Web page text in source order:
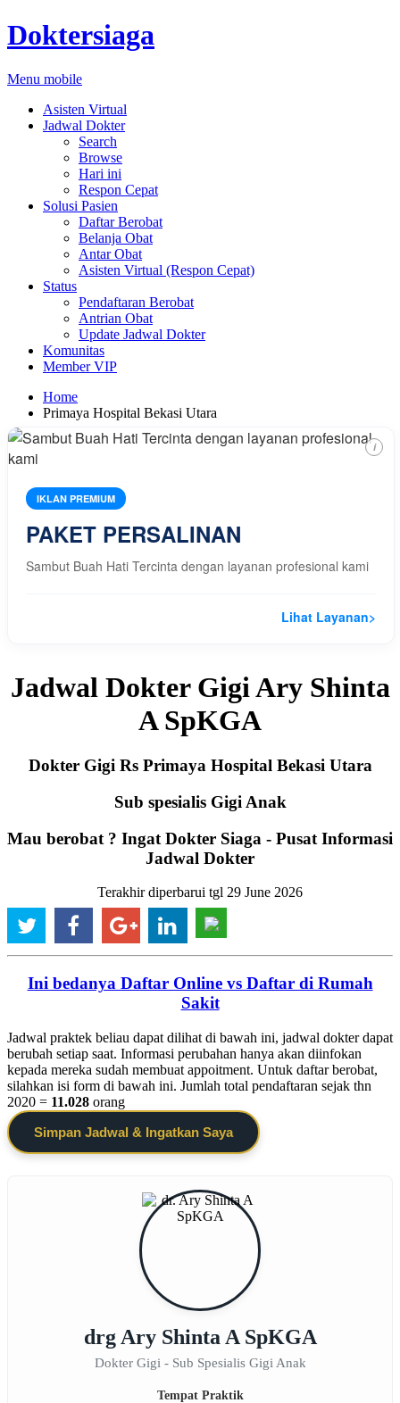
Doktersiaga
Menu mobile
Asisten Virtual
Jadwal Dokter
Search
Browse
Hari ini
Respon Cepat
Solusi Pasien
Daftar Berobat
Belanja Obat
Antar Obat
Asisten Virtual (Respon Cepat)
Status
Pendaftaran Berobat
Antrian Obat
Update Jadwal Dokter
Komunitas
Member VIP
Home
Primaya Hospital Bekasi Utara
IKLAN PREMIUM
PAKET PERSALINAN
Sambut Buah Hati Tercinta dengan layanan profesional kami
Lihat Layanan>
i
Jadwal Dokter Gigi Ary Shinta
A SpKGA
Dokter Gigi Rs Primaya Hospital Bekasi Utara
Sub spesialis Gigi Anak
Mau berobat ? Ingat Dokter Siaga - Pusat Informasi
Jadwal Dokter
Terakhir diperbarui tgl 29 June 2026
Ini bedanya Daftar Online vs Daftar di Rumah
Sakit
Jadwal praktek beliau dapat dilihat di bawah ini, jadwal dokter dapat
berubah setiap saat. Informasi perubahan hanya akan diinfokan
kepada mereka sudah membuat appoitment. Untuk daftar berobat,
silahkan isi form di bawah ini. Jumlah total pendaftaran sejak thn
2020 = 11.028 orang
Simpan Jadwal & Ingatkan Saya
drg Ary Shinta A SpKGA
Dokter Gigi - Sub Spesialis Gigi Anak
Tempat Praktik